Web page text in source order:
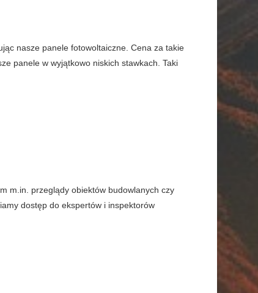
nasze panele fotowoltaiczne. Cena za takie
panele w wyjątkowo niskich stawkach. Taki
m.in. przeglądy obiektów budowlanych czy
dostęp do ekspertów i inspektorów